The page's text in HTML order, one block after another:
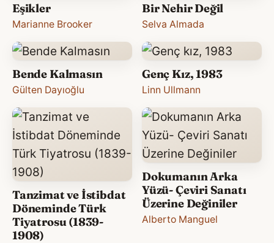
Eşikler
Marianne Brooker
Bir Nehir Değil
Selva Almada
Bende Kalmasın
Gülten Dayıoğlu
Genç Kız, 1983
Linn Ullmann
Tanzimat ve İstibdat
Döneminde Türk
Tiyatrosu (1839-
1908)
Dokumanın Arka
Yüzü- Çeviri Sanatı
Üzerine Değiniler
Alberto Manguel